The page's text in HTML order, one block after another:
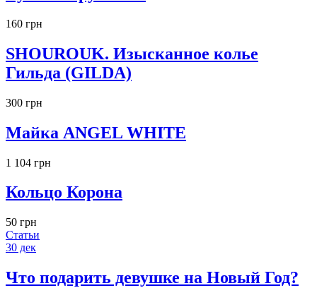
160 грн
SHOUROUK. Изысканное колье
Гильда (GILDA)
300 грн
Майка ANGEL WHITE
1 104 грн
Кольцо Корона
50 грн
Статьи
30 дек
Что подарить девушке на Новый Год?